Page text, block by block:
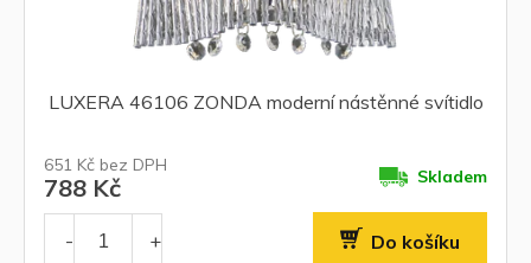
LUXERA 46106 ZONDA moderní nástěnné svítidlo
651 Kč bez DPH
788 Kč Skladem
Do košíku